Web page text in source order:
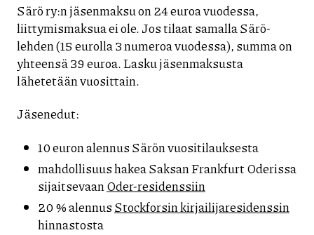
Särö ry:n jäsenmaksu on 24 euroa vuodessa,
liittymismaksua ei ole. Jos tilaat samalla Särö-
lehden (15 eurolla 3 numeroa vuodessa), summa on
yhteensä 39 euroa. Lasku jäsenmaksusta
lähetetään vuosittain.
Jäsenedut:
10 euron alennus Särön vuositilauksesta
mahdollisuus hakea Saksan Frankfurt Oderissa
sijaitsevaanOder-residenssiin
20 % alennusStockforsin kirjailijaresidenssin
hinnastosta